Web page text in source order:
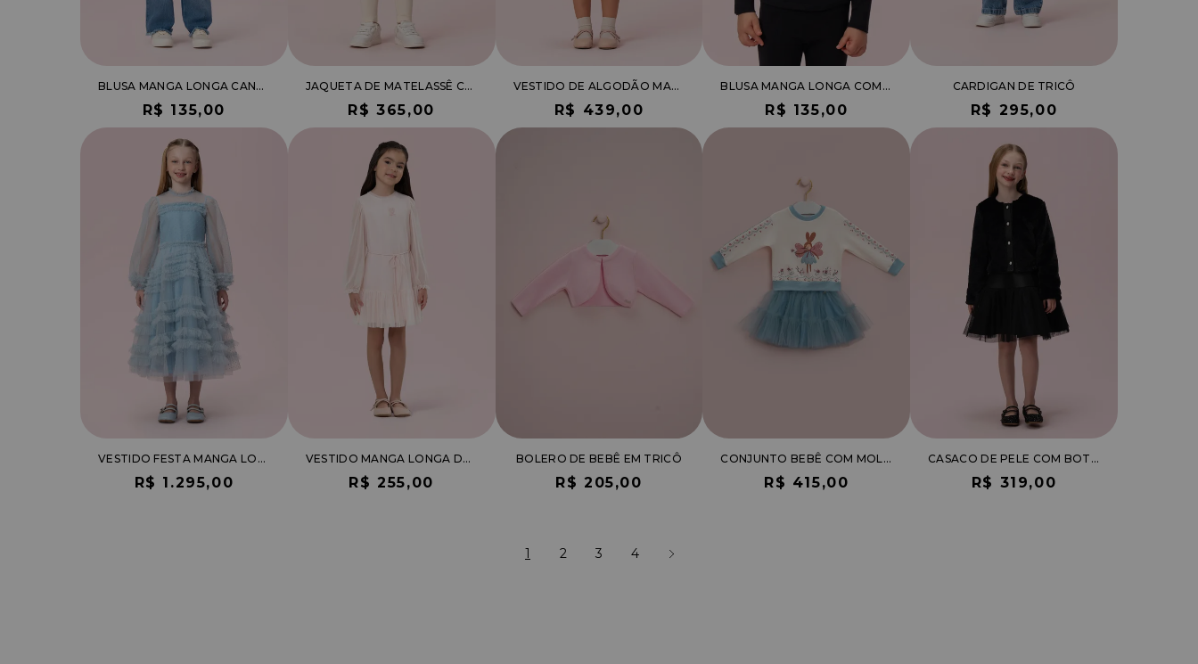
BLUSA MANGA LONGA CANELADA
R$ 135,00
JAQUETA DE MATELASSÊ COM PAETÊ
R$ 365,00
VESTIDO DE ALGODÃO MANGA LONGA COM BABADOS E ESTAMPA FLORAL
R$ 439,00
BLUSA MANGA LONGA COM BORDADO DE LAÇO
R$ 135,00
CARDIGAN DE TRICÔ
R$ 295,00
VESTIDO FESTA MANGA LONGA EM TULE POÁ COM BABADOS
R$ 1.295,00
VESTIDO MANGA LONGA DE TULE
R$ 255,00
BOLERO DE BEBÊ EM TRICÔ
R$ 205,00
CONJUNTO BEBÊ COM MOLETOM ESTAMPA FLORES E SAIA DE TULE
R$ 415,00
CASACO DE PELE COM BOTÕES EM PEDRARIAS
R$ 319,00
1 2 3 4